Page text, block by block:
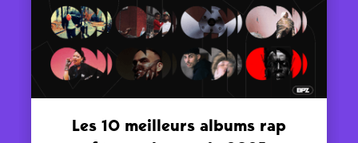
Les 10 meilleurs albums rap